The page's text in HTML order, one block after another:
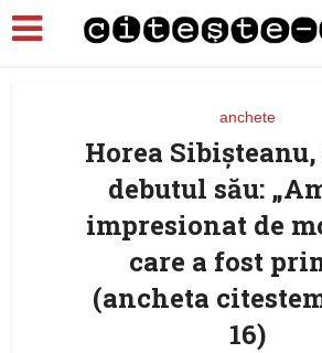
anchete
Horea Sibişteanu,
debutul său:
impresionat de
care a fost
(ancheta
16)